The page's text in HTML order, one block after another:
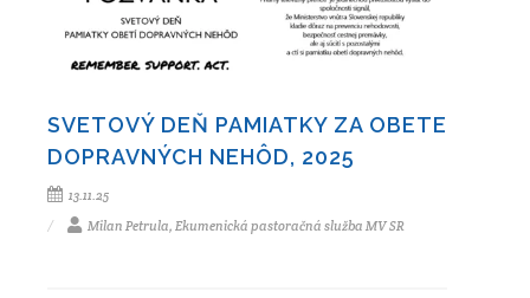
SVETOVÝ DEŇ PAMIATKY ZA OBETE
DOPRAVNÝCH NEHÔD, 2025
13.11.25
Milan Petrula, Ekumenická pastoračná služba MV SR